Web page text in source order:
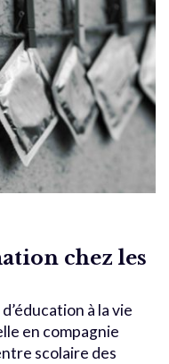
chez les
à la vie
en compagnie
scolaire des